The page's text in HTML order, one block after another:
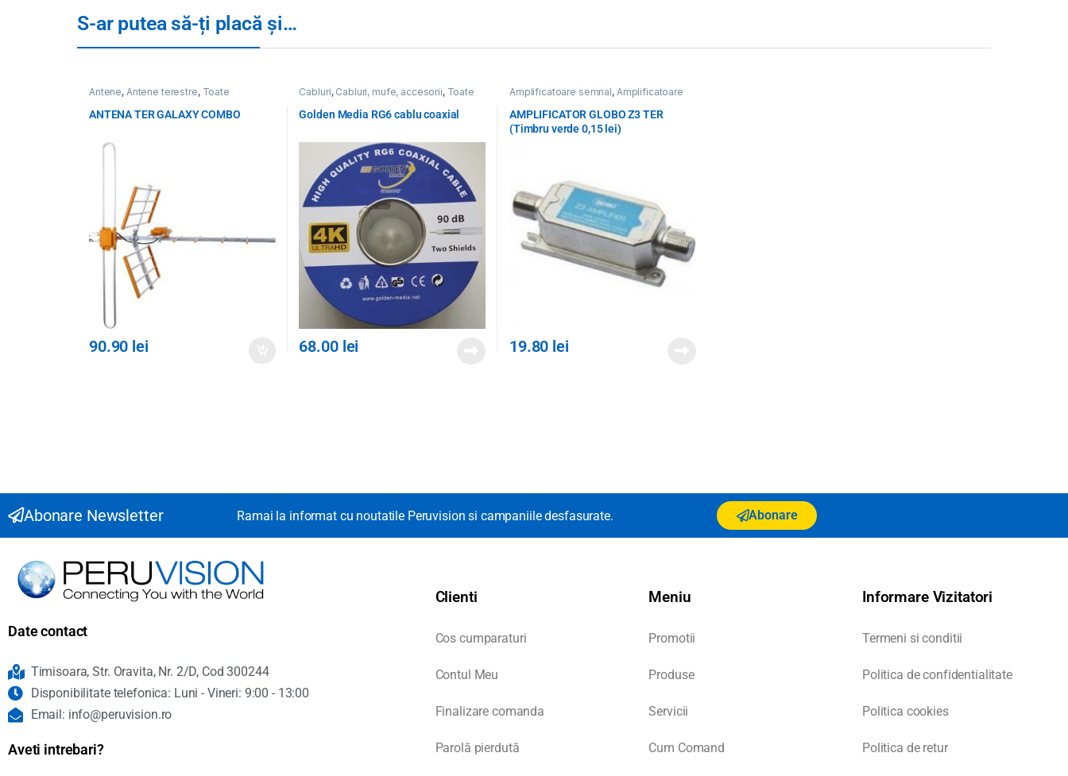
S-ar putea să-ți placă și…
Antene, Antene terestre, Toate
ANTENA TER GALAXY COMBO
90.90 lei
Cabluri, Cabluri, mufe, accesorii, Toate
Golden Media RG6 cablu coaxial
68.00 lei
Amplificatoare semnal, Amplificatoare
terestre
AMPLIFICATOR GLOBO Z3 TER
(Timbru verde 0,15 lei)
19.80 lei
Abonare Newsletter Ramai la informat cu noutatile Peruvision si campaniile desfasurate. Abonare
Date contact
Timisoara, Str. Oravita, Nr. 2/D, Cod 300244
Disponibilitate telefonica: Luni - Vineri: 9:00 - 13:00
Email: info@peruvision.ro
Aveti intrebari?
Clienti
Cos cumparaturi
Contul Meu
Finalizare comanda
Parolă pierdută
Meniu
Promotii
Produse
Servicii
Cum Comand
Informare Vizitatori
Termeni si conditii
Politica de confidentialitate
Politica cookies
Politica de retur